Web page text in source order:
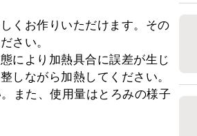
くお作りいただけます。その
さい。
により加熱具合に誤差が生じ
しながら加熱してください。
また、使用量はとろみの様子